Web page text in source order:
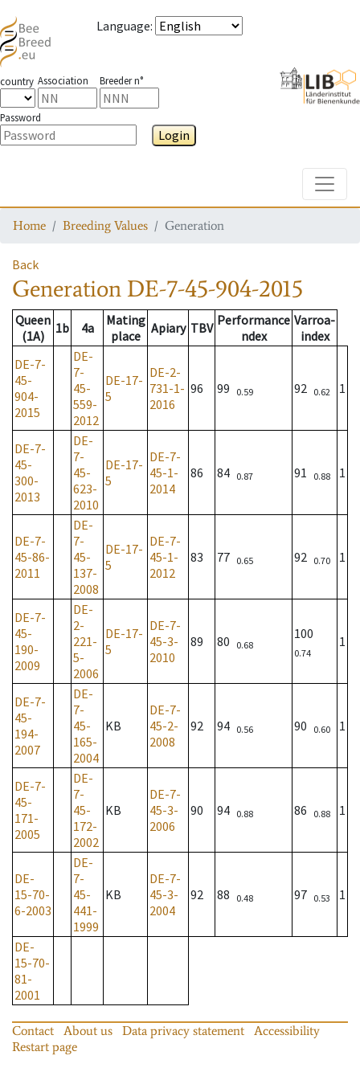
Language:
country Association Breeder n°
Password
Login
Home Breeding Values Generation
Back
Generation DE-7-45-904-2015
Queen
(1A)
1b 4a
Mating
place
Apiary TBV Performance
ndex
Varroa-
index
DE-7-
45-
904-
2015
DE-
7-
45-
559-
2012
DE-17-
5
DE-2-
731-1-
2016
96 99 0.59 92 0.62 1
DE-7-
45-
300-
2013
DE-
7-
45-
623-
2010
DE-17-
5
DE-7-
45-1-
2014
86 84 0.87 91 0.88 1
DE-7-
45-86-
2011
DE-
7-
45-
137-
2008
DE-17-
5
DE-7-
45-1-
2012
83 77 0.65 92 0.70 1
DE-7-
45-
190-
2009
DE-
2-
221-
5-
2006
DE-17-
5
DE-7-
45-3-
2010
89 80 0.68
100
0.74
1
DE-7-
45-
194-
2007
DE-
7-
45-
165-
2004
KB
DE-7-
45-2-
2008
92 94 0.56 90 0.60 1
DE-7-
45-
171-
2005
DE-
7-
45-
172-
2002
KB
DE-7-
45-3-
2006
90 94 0.88 86 0.88 1
DE-
15-70-
6-2003
DE-
7-
45-
441-
1999
KB
DE-7-
45-3-
2004
92 88 0.48 97 0.53 1
DE-
15-70-
81-
2001
Contact About us Data privacy statement
Accessibility
Restart page